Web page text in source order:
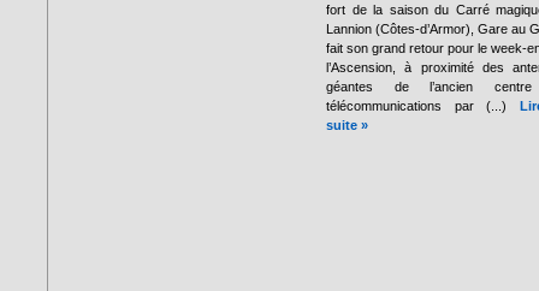
fort de la saison du Carré
Lannion (Côtes-d’Armor), Gare au
fait son grand retour pour le week-
l’Ascension, à proximité des
géantes de l’ancien
télécommunications par (...)
suite »